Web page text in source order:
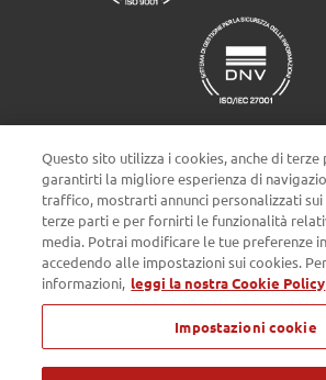
Impostazioni cookie
Privacy policy Cookie Policy
Passepartout s.p.a. - Società a socio unico -
Consiglio dei Sessanta 99, 47891 Dogana
- Tel. 0549 978011 - Numero Verde 800
Questo sito utilizza i cookies, anche di terze
garantirti la migliore esperienza di
traffico, mostrarti annunci personalizzati
terze parti e per fornirti le funzionalità
media. Potrai modificare le tue preferenze
accedendo alle impostazioni sui cookies.
informazioni, leggi la nostra Cookie Policy
Impostazioni cookie